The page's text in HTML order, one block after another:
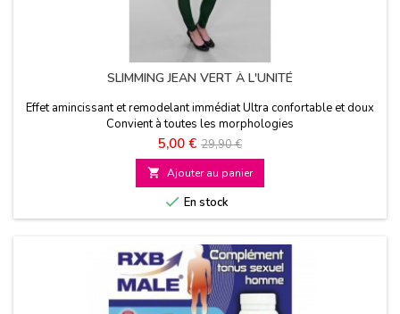
SLIMMING JEAN VERT À L'UNITÉ
Effet amincissant et remodelant immédiat Ultra confortable et doux
Convient à toutes les morphologies
Prix
5,00 € Prix
de
base
29,90 €
 Ajouter au panier
 En stock